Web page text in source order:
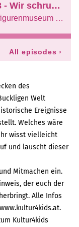
des
Welt
Ereignisse
Welches wäre
wisst vielleicht
und lauscht dieser
Mitmachen ein.
der euch der
Alle Infos
Kultur4kids